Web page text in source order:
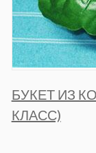
БУКЕТ ИЗ
КЛАСС)